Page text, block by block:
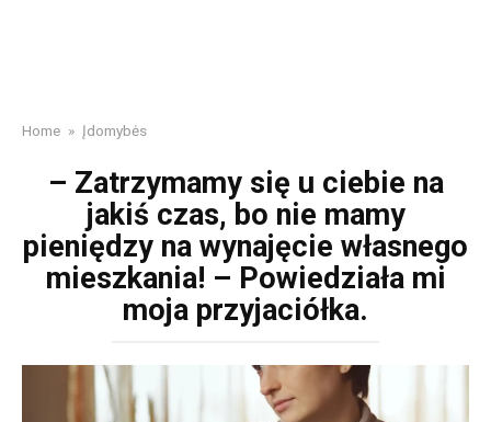
Home » Įdomybės
– Zatrzymamy się u ciebie na
jakiś czas, bo nie mamy
pieniędzy na wynajęcie własnego
mieszkania! – Powiedziała mi
moja przyjaciółka.